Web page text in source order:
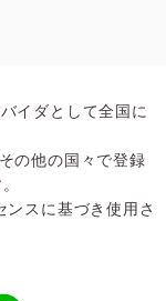
イダとして全国に
の他の国々で登録
スに基づき使用さ